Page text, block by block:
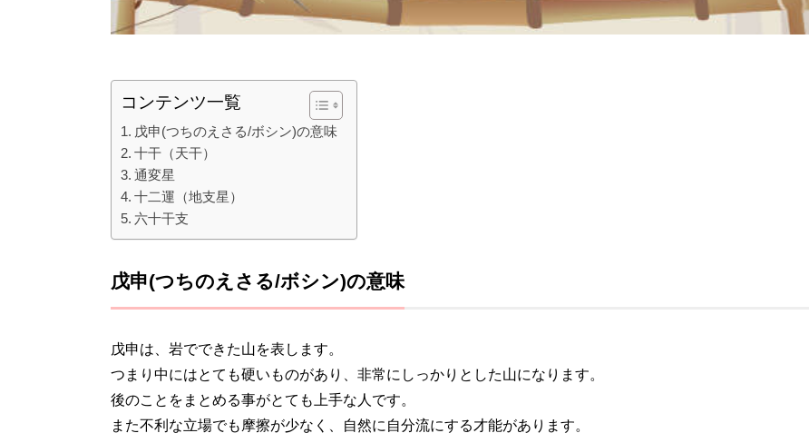
コンテンツ一覧
戊申(つちのえさる/ボシン)の意味
十干（天干）
通変星
十二運（地支星）
六十干支
戊申(つちのえさる/ボシン)の意味
戊申は、岩でできた山を表します。
つまり中にはとても硬いものがあり、非常にしっかりとした山になります。
後のことをまとめる事がとても上手な人です。
また不利な立場でも摩擦が少なく、自然に自分流にする才能があります。